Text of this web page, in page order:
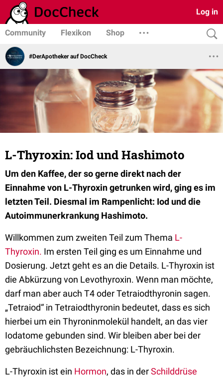
Log in
Community Flexikon Shop
#DerApotheker auf DocCheck
L-Thyroxin: Iod und Hashimoto
Um den Kaffee, der so gerne direkt nach der
Einnahme von L-Thyroxin getrunken wird, ging es im
letzten Teil. Diesmal im Rampenlicht: Iod und die
Autoimmunerkrankung Hashimoto.
Willkommen zum zweiten Teil zum Thema L-
Thyroxin. Im ersten Teil ging es um Einnahme und
Dosierung. Jetzt geht es an die Details. L-Thyroxin ist
die Abkürzung von Levothyroxin. Wenn man möchte,
darf man aber auch T4 oder Tetraiodthyronin sagen.
„Tetraiod“ in Tetraiodthyronin bedeutet, dass es sich
hierbei um ein Thyroninmolekül handelt, an das vier
Iodatome gebunden sind. Wir bleiben aber bei der
gebräuchlichsten Bezeichnung: L-Thyroxin.
L-Thyroxin ist ein Hormon, das in derSchilddrüse